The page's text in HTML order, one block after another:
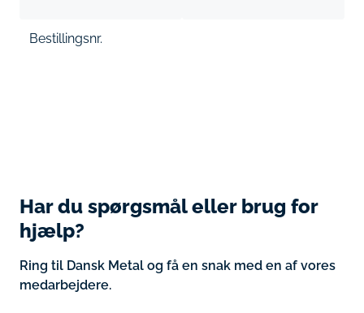
Bestillingsnr.
Har du spørgsmål eller brug for
hjælp?
Ring til Dansk Metal og få en snak med en af vores
medarbejdere.